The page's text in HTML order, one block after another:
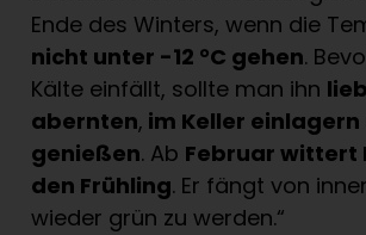
Ende des Winters, wenn die
nicht unter -12 °C gehen.
Kälte einfällt, sollte man ihn
abernten, im Keller
genießen. Ab Februar wittert
den Frühling. Er fängt von
wieder grün zu werden.“